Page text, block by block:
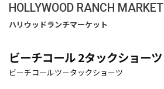
HOLLYWOOD RANCH MARKET
ビーチコール 2タックショーツ